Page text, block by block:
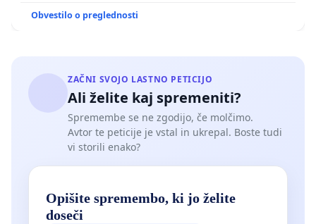
Obvestilo o preglednosti
ZAČNI SVOJO LASTNO PETICIJO
Ali želite kaj spremeniti?
Spremembe se ne zgodijo, če molčimo.
Avtor te peticije je vstal in ukrepal. Boste tudi
vi storili enako?
Opišite spremembo, ki jo želite
doseči